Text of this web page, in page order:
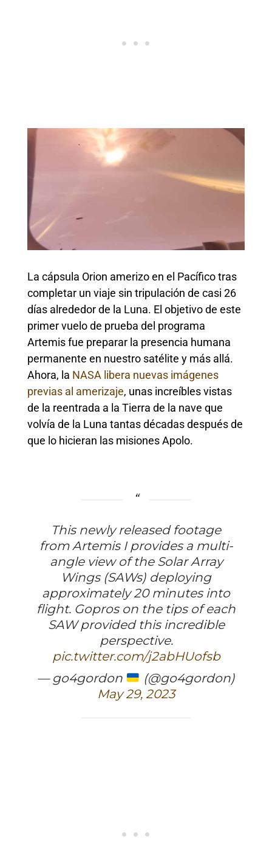
La cápsula Orion amerizo en el Pacífico tras
completar un viaje sin tripulación de casi 26
días alrededor de la Luna. El objetivo de este
primer vuelo de prueba del programa
Artemis fue preparar la presencia humana
permanente en nuestro satélite y más allá.
Ahora, la NASA libera nuevas imágenes
previas al amerizaje, unas increíbles vistas
de la reentrada a la Tierra de la nave que
volvía de la Luna tantas décadas después de
que lo hicieran las misiones Apolo.
This newly released footage
from Artemis I provides a multi-
angle view of the Solar Array
Wings (SAWs) deploying
approximately 20 minutes into
flight. Gopros on the tips of each
SAW provided this incredible
perspective.
pic.twitter.com/j2abHUofsb
— go4gordon
(@go4gordon)
May 29, 2023